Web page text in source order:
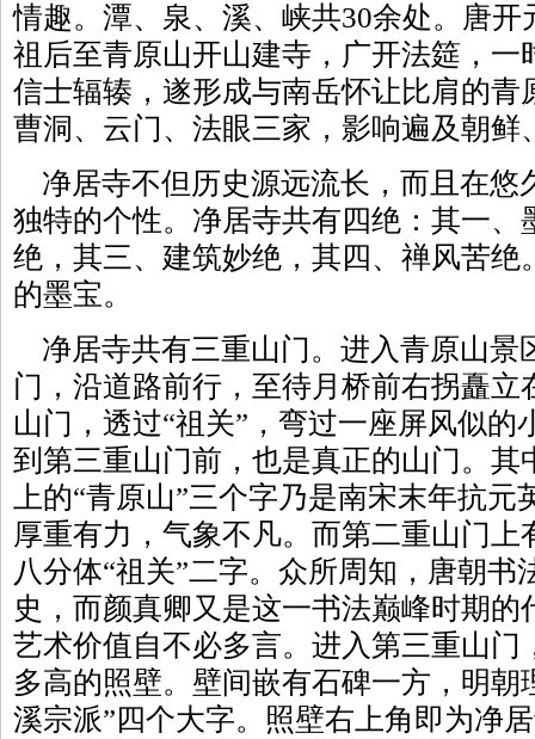
情趣。潭、泉、溪、峡共30余处。唐
祖后至青原山开山建寺，广开法筵，一
信士辐辏，遂形成与南岳怀让比肩的青
曹洞、云门、法眼三家，影响遍及朝鲜
净居寺不但历史源远流长，而且在悠
独特的个性。净居寺共有四绝：其一、
绝，其三、建筑妙绝，其四、禅风苦绝
的墨宝。
净居寺共有三重山门。进入青原山景
门，沿道路前行，至待月桥前右拐矗立
山门，透过“祖关”，弯过一座屏风似的
到第三重山门前，也是真正的山门。其
上的“青原山”三个字乃是南宋末年抗
厚重有力，气象不凡。而第二重山门
八分体“祖关”二字。众所周知，唐朝书
史，而颜真卿又是这一书法巅峰时期
艺术价值自不必多言。进入第三重山门
多高的照壁。壁间嵌有石碑一方，明朝
溪宗派”四个大字。照壁右上角即为净